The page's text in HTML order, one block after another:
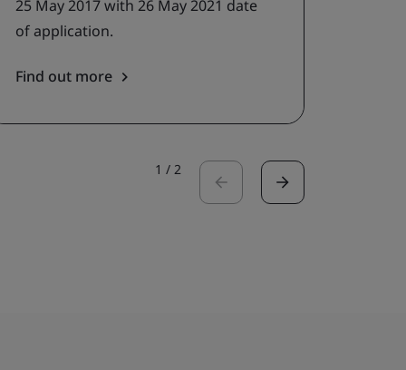
25 May 2017 with 26 May 2021 date
of application.
Find out more
1 / 2